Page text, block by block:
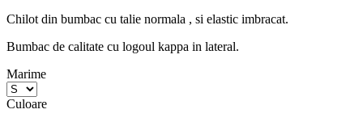
Chilot din bumbac cu talie normala , si elastic imbracat.
Bumbac de calitate cu logoul kappa in lateral.
Marime
Culoare